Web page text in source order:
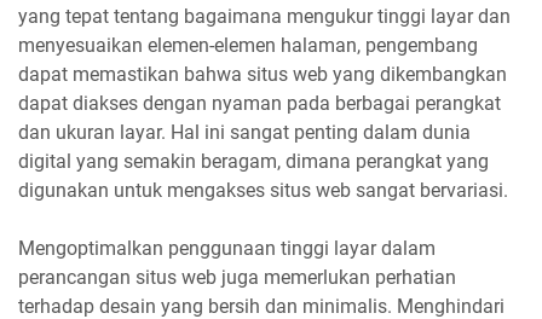
yang tepat tentang bagaimana mengukur tinggi layar dan
menyesuaikan elemen-elemen halaman, pengembang
dapat memastikan bahwa situs web yang dikembangkan
dapat diakses dengan nyaman pada berbagai perangkat
dan ukuran layar. Hal ini sangat penting dalam dunia
digital yang semakin beragam, dimana perangkat yang
digunakan untuk mengakses situs web sangat bervariasi.
Mengoptimalkan penggunaan tinggi layar dalam
perancangan situs web juga memerlukan perhatian
terhadap desain yang bersih dan minimalis. Menghindari